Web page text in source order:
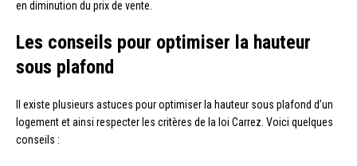
en diminution du prix de vente.
Les conseils pour optimiser la hauteur
sous plafond
Il existe plusieurs astuces pour optimiser la hauteur sous plafond d’un
logement et ainsi respecter les critères de la loi Carrez. Voici quelques
conseils :